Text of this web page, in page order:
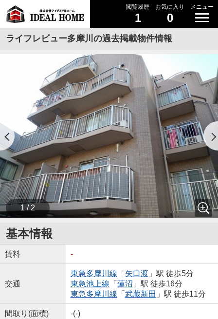
閲覧履歴
1
お気に入り
0
メニュー
ライフレビュー多摩川の過去掲載物件情報
1 / 2
基本情報
賃料 -
交通
東急多摩川線 「 矢口渡」駅 徒歩5分
東急池上線 「 蓮沼 」駅 徒歩16分
東急多摩川線 「 武蔵新田 」駅 徒歩11分
間取り(面積) -(-)